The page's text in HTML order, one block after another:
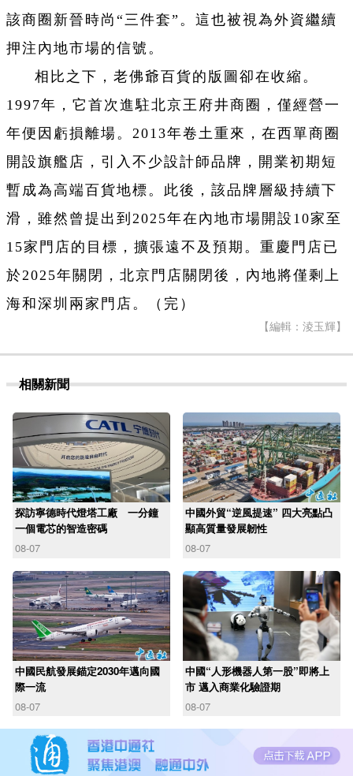
該商圈新晉時尚“三件套”。這也被視為外資繼續
押注內地市場的信號。
相比之下，老佛爺百貨的版圖卻在收縮。
1997年，它首次進駐北京王府井商圈，僅經營一
年便因虧損離場。2013年卷土重來，在西單商圈
開設旗艦店，引入不少設計師品牌，開業初期短
暫成為高端百貨地標。此後，該品牌層級持續下
滑，雖然曾提出到2025年在內地市場開設10家至
15家門店的目標，擴張遠不及預期。重慶門店已
於2025年關閉，北京門店關閉後，內地將僅剩上
海和深圳兩家門店。（完）
【編輯：淩玉輝】
相關新聞
探訪寧德時代燈塔工廠 一分鐘
一個電芯的智造密碼
08-07
中國外貿“逆風提速” 四大亮點凸
顯高質量發展韌性
08-07
中國民航發展錨定2030年邁向國
際一流
08-07
中國“人形機器人第一股”即將上
市 邁入商業化驗證期
08-07